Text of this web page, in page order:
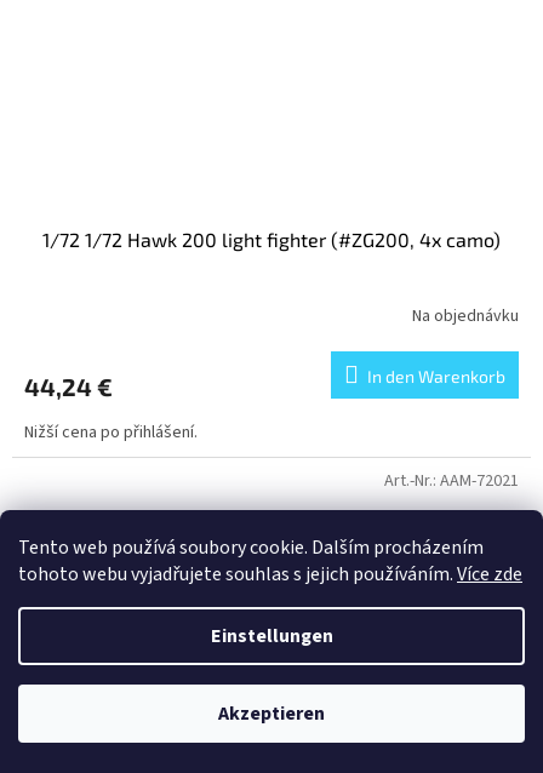
Tento web používá soubory cookie. Dalším procházením
tohoto webu vyjadřujete souhlas s jejich používáním.Více zde
Einstellungen
Akzeptieren
Ve středu 16.3.2022 jsme mimo město. Omlouváme se, ale odpovídat
na dotazy a vyřizovat objednávky budeme až 17.3.2022.
1/72 1/72 Hawk 200 light fighter (#ZG200, 4x camo)
Na objednávku
44,24 € In den Warenkorb
Nižší cena po přihlášení.
Art.-Nr.: AAM-72021